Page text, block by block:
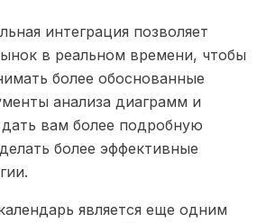
интеграция позволяет
в реальном времени, чтобы
более обоснованные
анализа диаграмм и
дать вам более подробную
более эффективные
является еще одним